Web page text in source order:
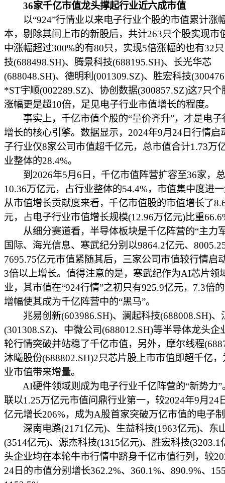
36家千亿市值龙头撑起行业近六成市值
以“924”行情业以来电子行业个股的市值累计涨
本，剔除其间上市的新股后，共计263只个股实现市
中涨幅超过300%的有80只，实现5倍涨幅的也有32
技(688498.SH)、腾景科技(688195.SH)、长光华芯
(688048.SH)、德明利(001309.SZ)、胜宏科技
*ST宇顺(002289.SZ)、协创数据(300857.SZ)这7只个
涨幅更是超10倍，足见电子行业市值增长的程度。
事实上，千亿市值个股的“量价齐升”，才是电子
增长的核心引擎。数据显示，2024年9月24日行情启
子行业仅8家公司市值超千亿元，总市值合计1.73万
业整体的28.4%。
到2026年5月6日，千亿市值阵营扩容至36家，
10.36万亿元，占行业整体的54.4%，市值集中度进
从市值增长贡献度来看，千亿市值股的市值增长了
元，占电子行业市值增长规模(12.96万亿元)比重
从细分赛道看，半导体板块是千亿阵营的“主力
国际、海光信息、寒武纪分别以9864.2亿元、
7695.75亿元市值紧随其后，三家公司市值较行情启
3倍以上增长。值得注意的是，寒武纪作为AI芯片领
业，其市值在“924行情”之初只有925.9亿元，7.3倍
增幅使其成为千亿阵营中的“黑马”。
兆易创新(603986.SH)、澜起科技(688008.SH)、
(301308.SZ)、中微公司(688012.SH)等半导体龙头企
轮行情突破并站稳了千亿市值，另外，摩尔线程
沐曦股份(688802.SH)2只芯片股上市市值即超千亿
业市值带来增量。
AI硬件领域则成为电子行业千亿阵营的“新势力”
联以1.25万亿元市值问鼎行业第一，较2024年9月24
亿元增长206%，成为A股首家突破万亿市值的电子
深南电路(2171亿元)、生益科技(1963亿元)、东
(3514亿元)、源杰科技(1315亿元)、胜宏科技(3203.1
头企业均在本轮牛市行情中跻身千亿市值行列，较
24日的市值分别增长362.2%、360.1%、890.9%、